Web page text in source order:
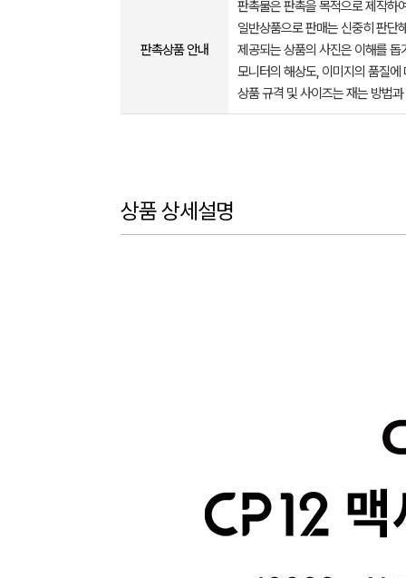
판촉상품 안내
판촉물은 판촉을 목적으로 제작하
일반상품으로 판매는 신중히 판단
제공되는 상품의 사진은 이해를
모니터의 해상도, 이미지의 품질
상품 규격 및 사이즈는 재는 방법
상품 상세설명